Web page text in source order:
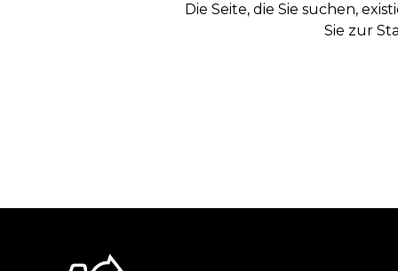
Die Seite, die Sie suchen,
Sie zur